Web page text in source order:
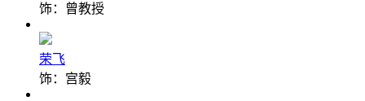
饰：曾教授
荣飞
饰：宫毅